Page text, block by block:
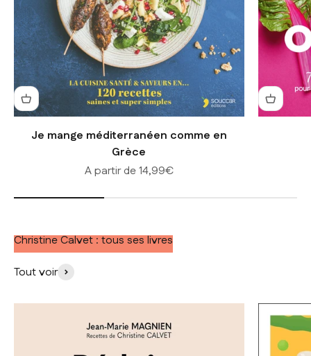
Je mange méditerranéen comme en
Grèce
Prix de vente
A partir de 14,99€
Christine Calvet : tous ses livres
Tout voir